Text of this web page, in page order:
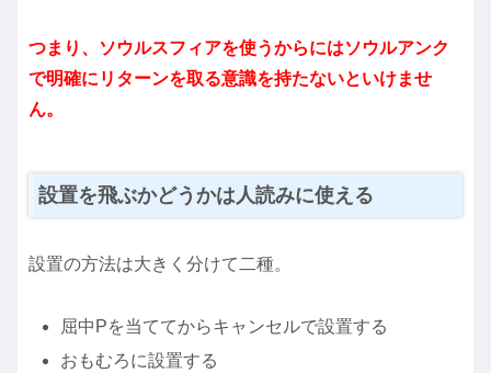
つまり、ソウルスフィアを使うからにはソウルアンク
で明確にリターンを取る意識を持たないといけませ
ん。
設置を飛ぶかどうかは人読みに使える
設置の方法は大きく分けて二種。
屈中Pを当ててからキャンセルで設置する
おもむろに設置する